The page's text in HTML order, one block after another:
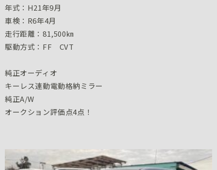
年式：H21年9月
車検：R6年4月
走行距離：81,500㎞
駆動方式：FF CVT
純正オーディオ
キーレス連動電動格納ミラー
純正A/W
オークション評価点4点！